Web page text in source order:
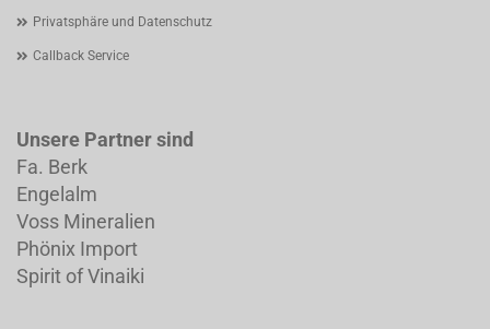
Privatsphäre und Datenschutz
Callback Service
Unsere Partner sind
Fa. Berk
Engelalm
Voss Mineralien
Phönix Import
Spirit of Vinaiki